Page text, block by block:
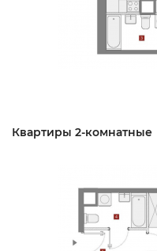
Квартиры 2-комнатные